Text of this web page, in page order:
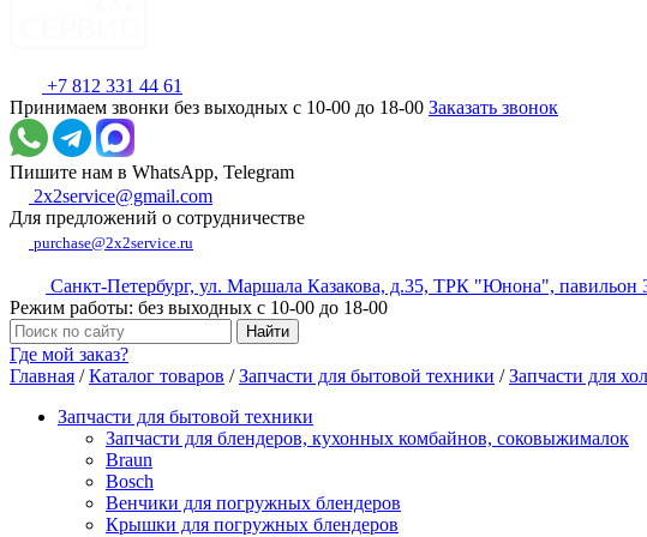
+7 812 331 44 61
Принимаем звонки без выходных с 10-00 до 18-00 Заказать звонок
Пишите нам в WhatsApp, Telegram
2x2service@gmail.com
Для предложений о сотрудничестве
purchase@2x2service.ru
Санкт-Петербург, ул. Маршала Казакова, д.35, ТРК "Юнона", павильон
Режим работы: без выходных с 10-00 до 18-00
Где мой заказ?
Главная /Каталог товаров /Запчасти для бытовой техники /Запчасти для
Запчасти для бытовой техники
Запчасти для блендеров, кухонных комбайнов, соковыжималок
Braun
Bosch
Венчики для погружных блендеров
Крышки для погружных блендеров